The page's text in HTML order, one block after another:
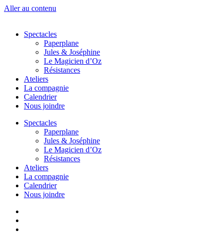
Aller au contenu
Spectacles
Paperplane
Jules & Joséphine
Le Magicien d’Oz
Résistances
Ateliers
La compagnie
Calendrier
Nous joindre
Spectacles
Paperplane
Jules & Joséphine
Le Magicien d’Oz
Résistances
Ateliers
La compagnie
Calendrier
Nous joindre